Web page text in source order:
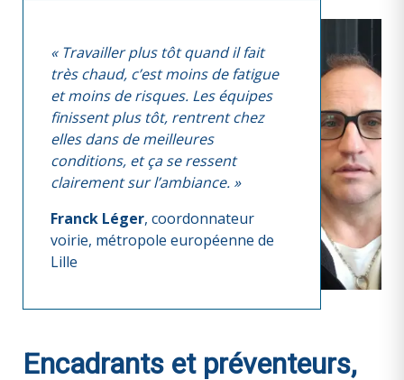
« Travailler plus tôt quand il fait
très chaud, c’est moins de fatigue
et moins de risques. Les équipes
finissent plus tôt, rentrent chez
elles dans de meilleures
conditions, et ça se ressent
clairement sur l’ambiance. »
Franck Léger, coordonnateur
voirie, métropole européenne de
Lille
Encadrants et préventeurs,